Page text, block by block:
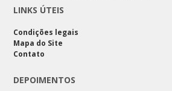
LINKS ÚTEIS
Condições legais
Mapa do Site
Contato
DEPOIMENTOS